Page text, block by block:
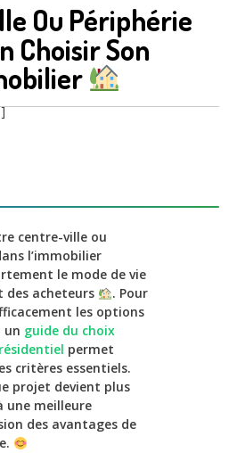
Ou Périphérie
Choisir Son
centre-ville ou
l’immobilier
le mode de vie
des acheteurs
. Pour
les options
un guide du choix
permet
critères essentiels.
projet devient plus
une meilleure
des avantages de